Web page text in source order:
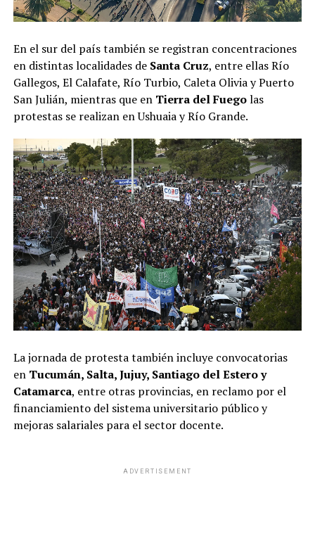
En el sur del país también se registran concentraciones
en distintas localidades deSanta Cruz, entre ellas Río
Gallegos, El Calafate, Río Turbio, Caleta Olivia y Puerto
San Julián, mientras que enTierra del Fuegolas
protestas se realizan en Ushuaia y Río Grande.
La jornada de protesta también incluye convocatorias
en Tucumán, Salta, Jujuy, Santiago del Estero y
Catamarca, entre otras provincias, en reclamo por el
financiamiento del sistema universitario público y
mejoras salariales para el sector docente.
ADVERTISEMENT